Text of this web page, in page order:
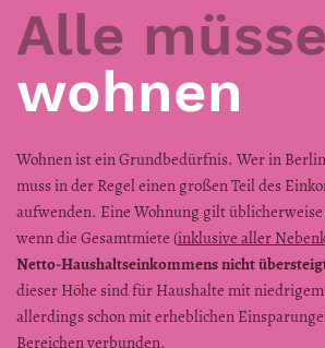
Alle
wohnen
Wohnen ist ein Grundbedürfnis. Wer in
muss in der Regel einen großen Teil des
aufwenden. Eine Wohnung gilt üblicherweise
wenn die Gesamtmiete (inklusive aller
Netto-Haushaltseinkommens nicht
dieser Höhe sind für Haushalte mit
allerdings schon mit erheblichen
Bereichen verbunden.